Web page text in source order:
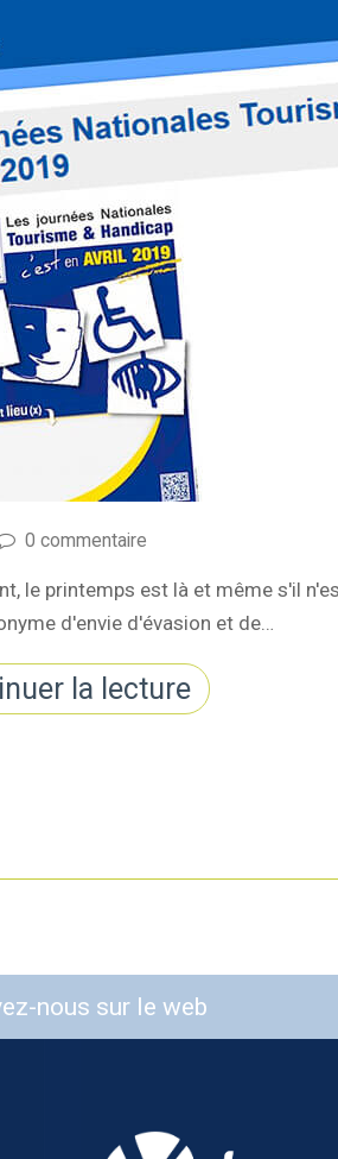
0 commentaire
le printemps est là et même s'il
d'envie d'évasion et de…
la lecture
nous sur le web